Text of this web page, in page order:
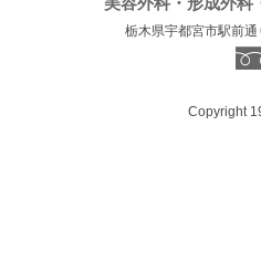
栃木県宇都宮市駅前
Copyright